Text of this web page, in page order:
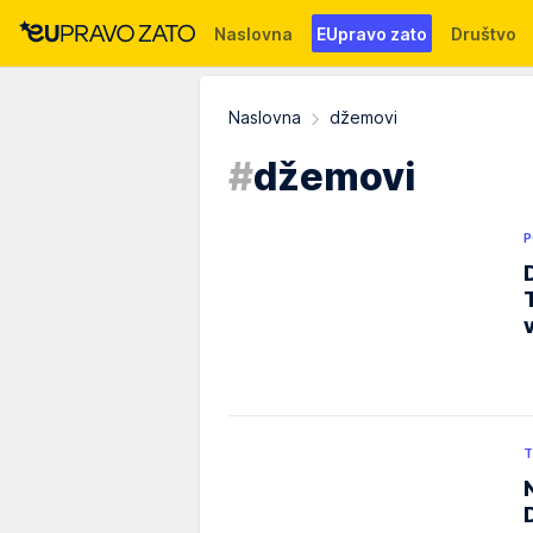
Naslovna EUpravo zato Društvo
Naslovna
džemovi
#džemovi